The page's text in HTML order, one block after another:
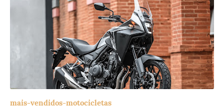
mais-vendidos-motocicletas